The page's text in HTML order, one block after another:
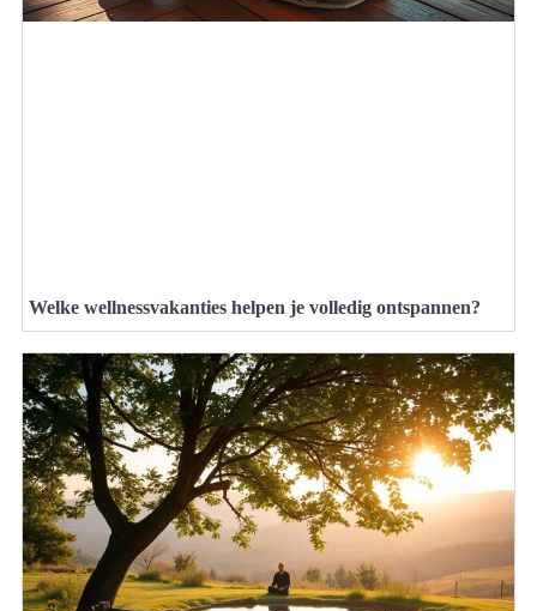
Welke wellnessvakanties helpen je volledig ontspannen?